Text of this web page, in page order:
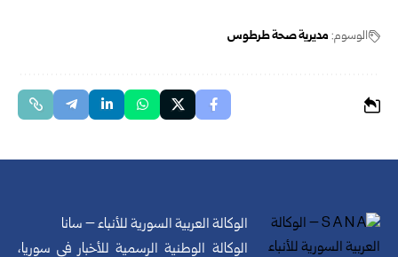
الوسوم: مديرية صحة طرطوس
الوكالة العربية السورية للأنباء – سانا
الوكالة الوطنية الرسمية للأخبار في سوريا،